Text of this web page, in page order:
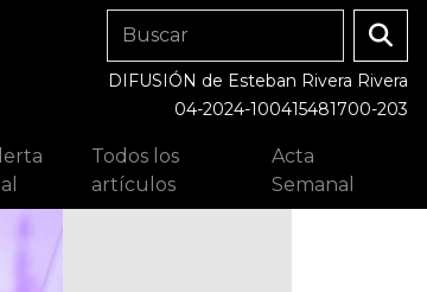
DIFUSIÓN de Esteban Rivera Rivera
04-2024-100415481700-203
Todos los
artículos
Acta
Semanal